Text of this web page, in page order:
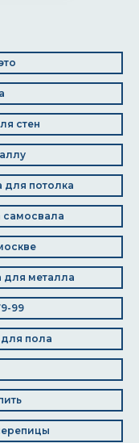
стен
для потолка
самосвала
для металла
99
пола